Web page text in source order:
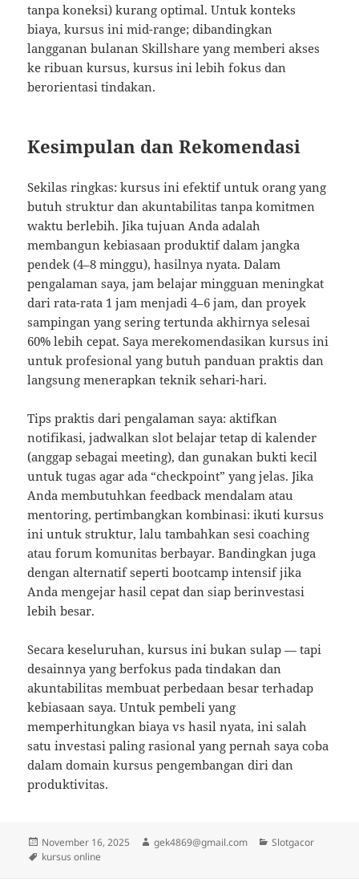
tanpa koneksi) kurang optimal. Untuk konteks
biaya, kursus ini mid-range; dibandingkan
langganan bulanan Skillshare yang memberi akses
ke ribuan kursus, kursus ini lebih fokus dan
berorientasi tindakan.
Kesimpulan dan Rekomendasi
Sekilas ringkas: kursus ini efektif untuk orang yang
butuh struktur dan akuntabilitas tanpa komitmen
waktu berlebih. Jika tujuan Anda adalah
membangun kebiasaan produktif dalam jangka
pendek (4–8 minggu), hasilnya nyata. Dalam
pengalaman saya, jam belajar mingguan meningkat
dari rata-rata 1 jam menjadi 4–6 jam, dan proyek
sampingan yang sering tertunda akhirnya selesai
60% lebih cepat. Saya merekomendasikan kursus ini
untuk profesional yang butuh panduan praktis dan
langsung menerapkan teknik sehari-hari.
Tips praktis dari pengalaman saya: aktifkan
notifikasi, jadwalkan slot belajar tetap di kalender
(anggap sebagai meeting), dan gunakan bukti kecil
untuk tugas agar ada “checkpoint” yang jelas. Jika
Anda membutuhkan feedback mendalam atau
mentoring, pertimbangkan kombinasi: ikuti kursus
ini untuk struktur, lalu tambahkan sesi coaching
atau forum komunitas berbayar. Bandingkan juga
dengan alternatif seperti bootcamp intensif jika
Anda mengejar hasil cepat dan siap berinvestasi
lebih besar.
Secara keseluruhan, kursus ini bukan sulap — tapi
desainnya yang berfokus pada tindakan dan
akuntabilitas membuat perbedaan besar terhadap
kebiasaan saya. Untuk pembeli yang
memperhitungkan biaya vs hasil nyata, ini salah
satu investasi paling rasional yang pernah saya coba
dalam domain kursus pengembangan diri dan
produktivitas.
Posted
on
November 16, 2025 Author
gek4869@gmail.com Categories
Slotgacor
Tags
kursus online